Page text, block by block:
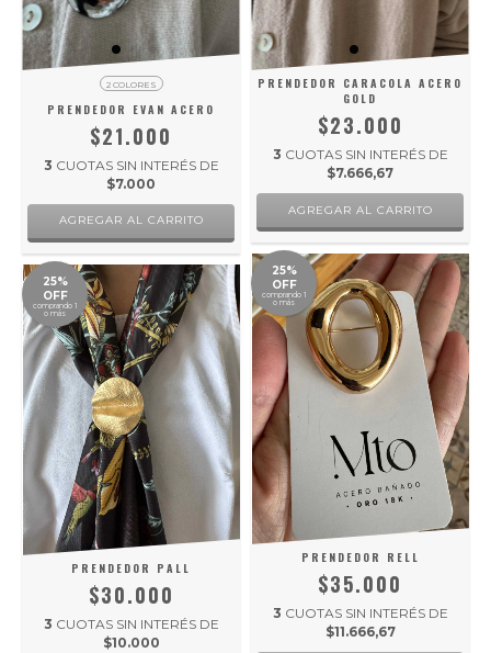
2 COLORES
PRENDEDOR EVAN ACERO
$21.000
3 CUOTAS SIN INTERÉS DE
$7.000
AGREGAR AL CARRITO
PRENDEDOR CARACOLA ACERO
GOLD
$23.000
3 CUOTAS SIN INTERÉS DE
$7.666,67
25%
OFF
comprando 1
o más
PRENDEDOR PALL
$30.000
3 CUOTAS SIN INTERÉS DE
$10.000
25%
OFF
comprando 1
o más
PRENDEDOR RELL
$35.000
3 CUOTAS SIN INTERÉS DE
$11.666,67